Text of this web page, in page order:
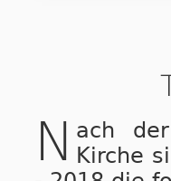
N ach
Kirche